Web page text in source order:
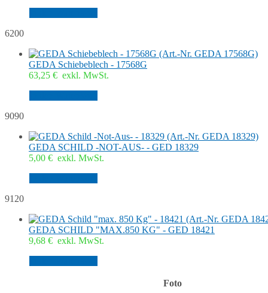
6200
GEDA Schiebeblech - 17568G
63,25 € exkl. MwSt.
9090
GEDA SCHILD -NOT-AUS- - GED 18329
5,00 € exkl. MwSt.
9120
GEDA SCHILD "MAX.850 KG" - GED 18421
9,68 € exkl. MwSt.
Foto